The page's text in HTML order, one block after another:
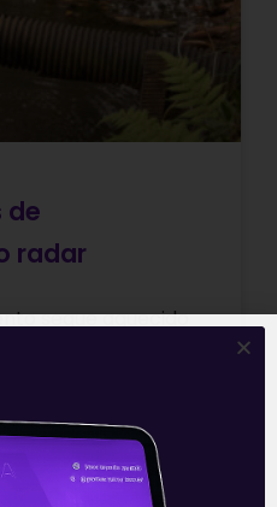
de
radar
segue aquecido